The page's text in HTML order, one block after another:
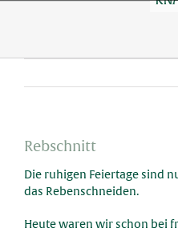
Rebschnitt
Die ruhigen Feiertage sind
das Rebenschneiden.
Heute waren wir schon bei